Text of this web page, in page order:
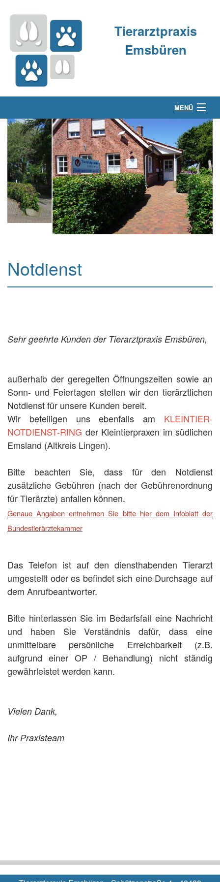
Tierarztpraxis
Emsbüren
MENÜ
Über uns
Kleintierpraxis
Großtierpraxis
Kontakt & Anfahrt
Notdienst
Sehr geehrte Kunden der Tierarztpraxis Emsbüren,
außerhalb der geregelten Öffnungszeiten sowie an
Sonn- und Feiertagen stellen wir den tierärztlichen
Notdienst für unsere Kunden bereit.
Wir beteiligen uns ebenfalls am KLEINTIER-
NOTDIENST-RING der Kleintierpraxen im südlichen
Emsland (Altkreis Lingen).
Bitte beachten Sie, dass für den Notdienst
zusätzliche Gebühren (nach der Gebührenordnung
für Tierärzte) anfallen können.
Genaue Angaben entnehmen Sie bitte hier dem Infoblatt der
Bundestierärztekammer
Das Telefon ist auf den diensthabenden Tierarzt
umgestellt oder es befindet sich eine Durchsage auf
dem Anrufbeantworter.
Bitte hinterlassen Sie im Bedarfsfall eine Nachricht
und haben Sie Verständnis dafür, dass eine
unmittelbare persönliche Erreichbarkeit (z.B.
aufgrund einer OP / Behandlung) nicht ständig
gewährleistet werden kann.
Vielen Dank,
Ihr Praxisteam